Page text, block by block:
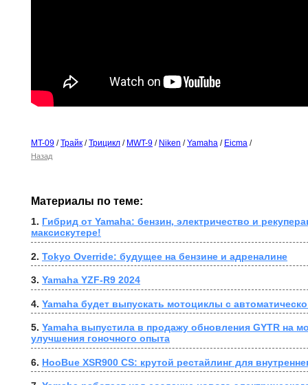
MT-09 /Трайк /Трицикл / MWT-9 / Niken /Yamaha / Eicma /
Назад
Материалы по теме:
1. Гибрид от Yamaha: бензин, электричество и
максискутере!
2. Tokyo Override: будущее на бензине и адреналине
3. Yamaha YZF-R9 2024
4. Yamaha будет выпускать мотоциклы с
5. Yamaha выпустила в продажу обновления GYTR на
улучшения гоночного опыта
6. HooBue XSR900 CS: крутой рестайлинг для